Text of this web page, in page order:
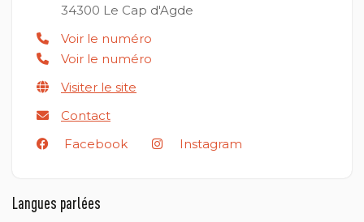
34300 Le Cap d'Agde
Voir le numéro
Voir le numéro
Visiter le site
Contact
Facebook
Instagram
Langues parlées